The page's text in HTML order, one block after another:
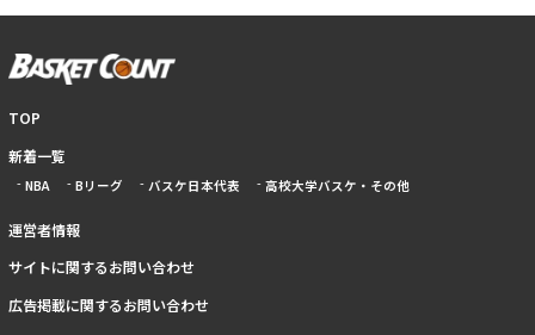
TOP
新着一覧
NBA Bリーグ バスケ日本代表 高校大学バスケ・その他
運営者情報
サイトに関するお問い合わせ
広告掲載に関するお問い合わせ